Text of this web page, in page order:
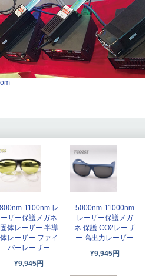
800nm-1100nm レ
ーザー保護メガネ
固体レーザー 半導
体レーザー ファイ
バーレーザー
¥9,945円
5000nm-11000nm
レーザー保護メガ
ネ 保護 CO2レーザ
ー 高出力レーザー
¥9,945円